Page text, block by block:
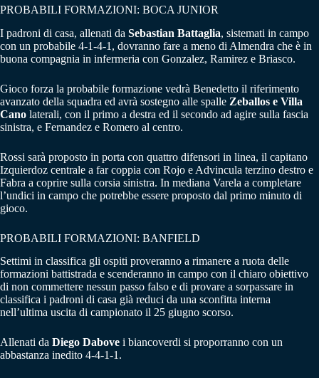
PROBABILI FORMAZIONI: BOCA JUNIOR
I padroni di casa, allenati da Sebastian Battaglia, sistemati in campo
con un probabile 4-1-4-1, dovranno fare a meno di Almendra che è in
buona compagnia in infermeria con Gonzalez, Ramirez e Briasco.
Gioco forza la probabile formazione vedrà Benedetto il riferimento
avanzato della squadra ed avrà sostegno alle spalle Zeballos e Villa
Cano laterali, con il primo a destra ed il secondo ad agire sulla fascia
sinistra, e Fernandez e Romero al centro.
Rossi sarà proposto in porta con quattro difensori in linea, il capitano
Izquierdoz centrale a far coppia con Rojo e Advincula terzino destro e
Fabra a coprire sulla corsia sinistra. In mediana Varela a completare
l’undici in campo che potrebbe essere proposto dal primo minuto di
gioco.
PROBABILI FORMAZIONI: BANFIELD
Settimi in classifica gli ospiti proveranno a rimanere a ruota delle
formazioni battistrada e scenderanno in campo con il chiaro obiettivo
di non commettere nessun passo falso e di provare a sorpassare in
classifica i padroni di casa già reduci da una sconfitta interna
nell’ultima uscita di campionato il 25 giugno scorso.
Allenati da Diego Dabove i biancoverdi si proporranno con un
abbastanza inedito 4-4-1-1.